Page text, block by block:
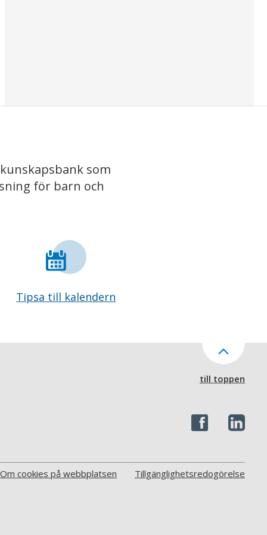
som
för barn och
Tipsa till kalendern
till toppen
Om cookies på webbplatsen Tillgänglighetsredogörelse